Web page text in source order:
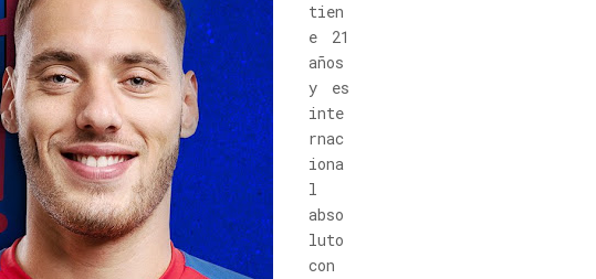
tien
e 21
años
y es
inte
rnac
iona
l
abso
luto
con